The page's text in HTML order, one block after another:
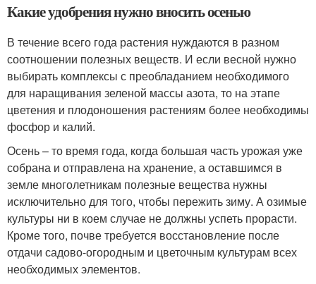
Какие удобрения нужно вносить осенью
В течение всего года растения нуждаются в разном
соотношении полезных веществ. И если весной нужно
выбирать комплексы с преобладанием необходимого
для наращивания зеленой массы азота, то на этапе
цветения и плодоношения растениям более необходимы
фосфор и калий.
Осень – то время года, когда большая часть урожая уже
собрана и отправлена на хранение, а оставшимся в
земле многолетникам полезные вещества нужны
исключительно для того, чтобы пережить зиму. А озимые
культуры ни в коем случае не должны успеть прорасти.
Кроме того, почве требуется восстановление после
отдачи садово-огородным и цветочным культурам всех
необходимых элементов.